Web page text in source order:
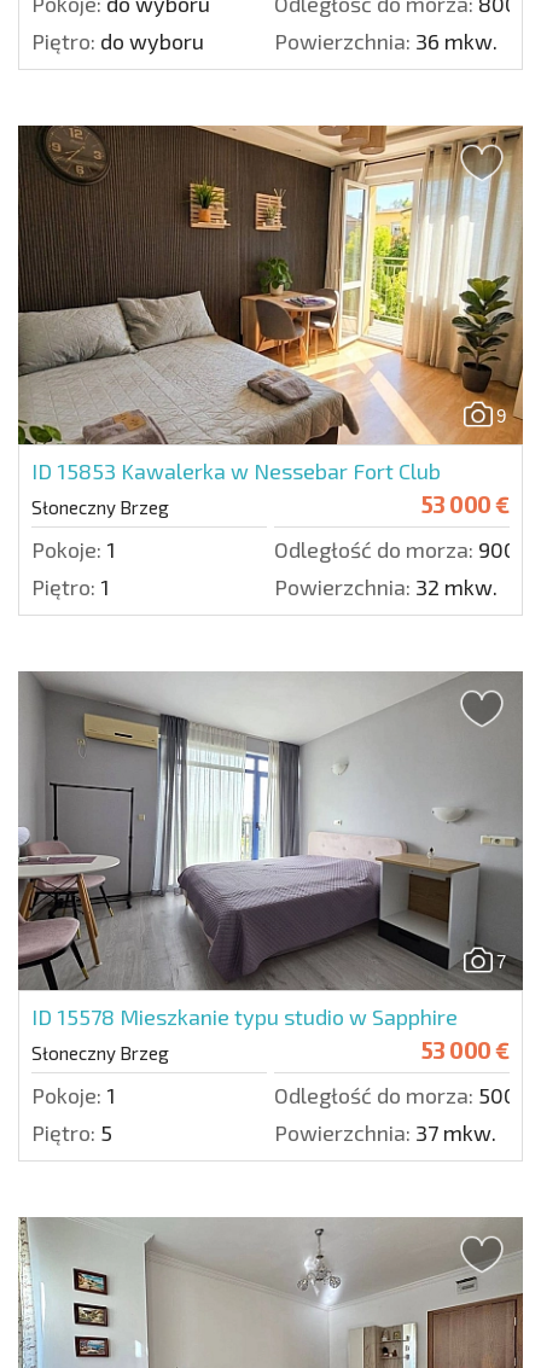
Piętro: do wyboru Powierzchnia: 36 mkw.
9
ID 15853 Kawalerka w Nessebar Fort Club
Słoneczny Brzeg 53 000 €
Pokoje: 1 Odległość do morza: 900
Piętro: 1 Powierzchnia: 32 mkw.
7
ID 15578 Mieszkanie typu studio w Sapphire
Słoneczny Brzeg 53 000 €
Pokoje: 1 Odległość do morza: 500
Piętro: 5 Powierzchnia: 37 mkw.